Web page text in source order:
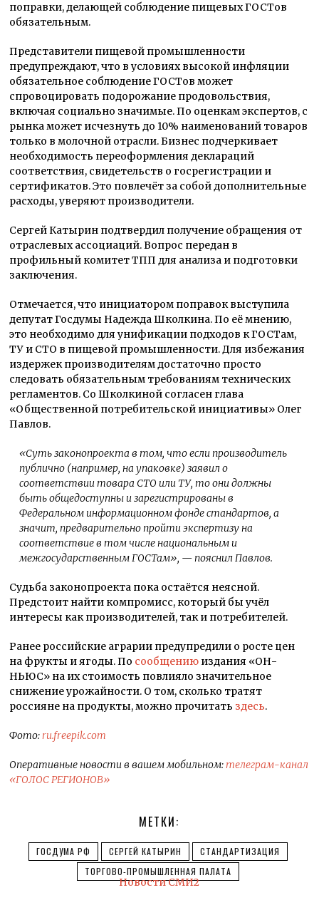
поправки, делающей соблюдение пищевых ГОСТов
обязательным.
Представители пищевой промышленности
предупреждают, что в условиях высокой инфляции
обязательное соблюдение ГОСТов может
спровоцировать подорожание продовольствия,
включая социально значимые. По оценкам экспертов, с
рынка может исчезнуть до 10% наименований товаров
только в молочной отрасли. Бизнес подчеркивает
необходимость переоформления деклараций
соответствия, свидетельств о госрегистрации и
сертификатов. Это повлечёт за собой дополнительные
расходы, уверяют производители.
Сергей Катырин подтвердил получение обращения от
отраслевых ассоциаций. Вопрос передан в
профильный комитет ТПП для анализа и подготовки
заключения.
Отмечается, что инициатором поправок выступила
депутат Госдумы Надежда Школкина. По её мнению,
это необходимо для унификации подходов к ГОСТам,
ТУ и СТО в пищевой промышленности. Для избежания
издержек производителям достаточно просто
следовать обязательным требованиям технических
регламентов. Со Школкиной согласен глава
«Общественной потребительской инициативы» Олег
Павлов.
«Суть законопроекта в том, что если производитель
публично (например, на упаковке) заявил о
соответствии товара СТО или ТУ, то они должны
быть общедоступны и зарегистрированы в
Федеральном информационном фонде стандартов, а
значит, предварительно пройти экспертизу на
соответствие в том числе национальным и
межгосударственным ГОСТам», — пояснил Павлов.
Судьба законопроекта пока остаётся неясной.
Предстоит найти компромисс, который бы учёл
интересы как производителей, так и потребителей.
Ранее российские аграрии предупредили о росте цен
на фрукты и ягоды. По сообщению издания «ОН-
НЬЮС» на их стоимость повлияло значительное
снижение урожайности. О том, сколько тратят
россияне на продукты, можно прочитать здесь.
Фото:ru.freepik.com
Оперативные новости в вашем мобильном:телеграм-канал
«ГОЛОС РЕГИОНОВ»
МЕТКИ:
ГОСДУМА РФ СЕРГЕЙ КАТЫРИН
СТАНДАРТИЗАЦИЯ
ТОРГОВО-ПРОМЫШЛЕННАЯ ПАЛАТА
Новости СМИ2